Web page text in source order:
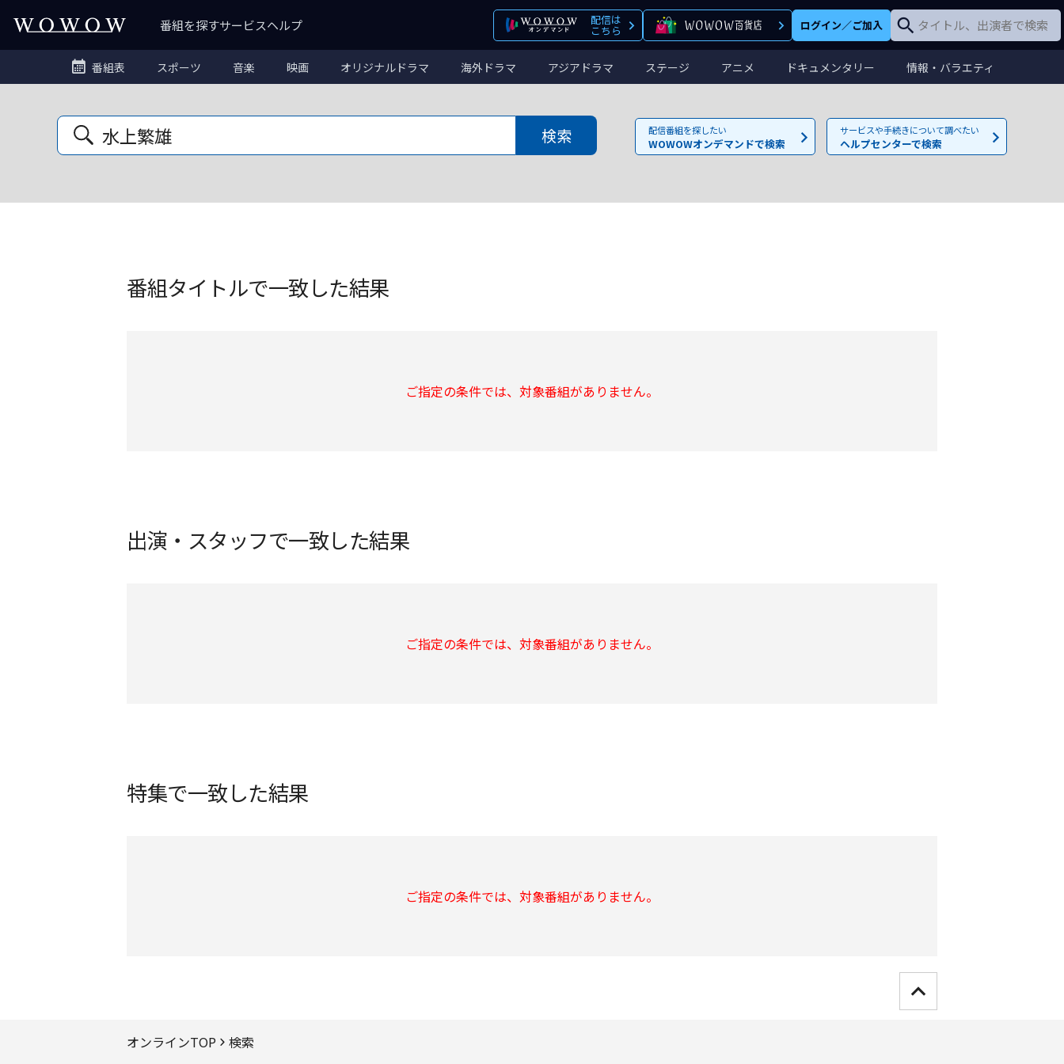
番組を探すサービスヘルプ 配信は
こちら ログイン／ご加入
番組表 スポーツ 音楽 映画 オリジナルドラマ 海外ドラマ アジアドラマ ステージ アニメ ドキュメンタリー 情報・バラエティ
配信番組を探したい
WOWOWオンデマンドで検索
サービスや手続きについて調べたい
ヘルプセンターで検索
番組タイトルで一致した結果
ご指定の条件では、対象番組がありません。
出演・スタッフで一致した結果
ご指定の条件では、対象番組がありません。
特集で一致した結果
ご指定の条件では、対象番組がありません。
オンラインTOP
検索